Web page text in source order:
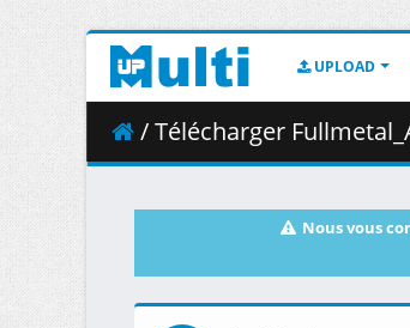
UPLOAD
/ Télécharger
Nous vous